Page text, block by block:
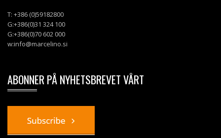
T: +386 (0)59182800
G:+386(0)31 324 100
G:+386(0)70 602 000
w:info@marcelino.si
ABONNER PÅ NYHETSBREVET VÅRT